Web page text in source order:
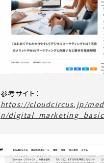
参考サイト：
https://cloudcircus.jp/
n/digital_marketing_basic